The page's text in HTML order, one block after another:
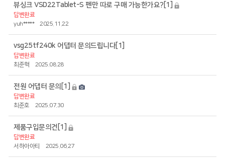
뷰싱크 VSD22Tablet-S 펜만 따로 구매 가능한가요? [1]
답변완료
yuh*****
2025.11.22
vsg25tf240k 어댑터 문의드립니다[1]
답변완료
최준혁
2025.08.28
전원 어댑터 문의 [1]
답변완료
최준호
2025.07.30
제품구입문의건 [1]
답변완료
서하아아티
2025.06.27